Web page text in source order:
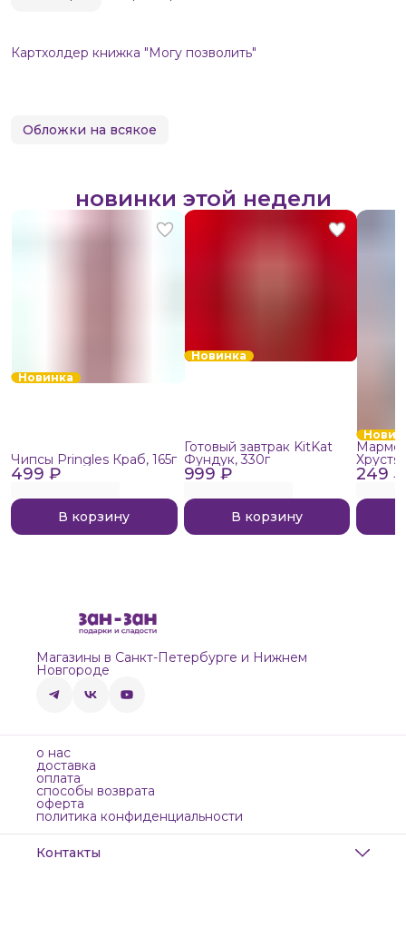
Картхолдер книжка "Могу позволить"
Обложки на всякое
новинки этой недели
Новинка
499 ₽
Чипсы Pringles Краб, 165г
В корзину
Новинка
999 ₽
Готовый завтрак KitKat
Фундук, 330г
В корзину
249 ₽
Магазины в Санкт-Петербурге и Нижнем
Новгороде
о нас
доставка
оплата
способы возврата
оферта
политика конфиденциальности
Контакты